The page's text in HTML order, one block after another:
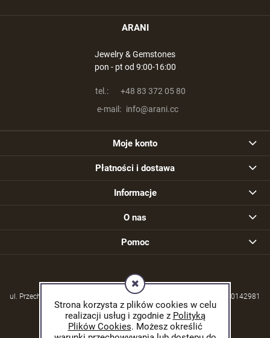
Strona korzysta z plików cookies w celu
realizacji usług i zgodnie z Polityką
Plików Cookies. Możesz określić
ARANI
Jewelry & Gemstones
pon - pt od 9:00-16:00
tel.:
+48 83 372 05 80
e-mail: info@arani.cc
Moje konto
Płatności i dostawa
Informacje
O nas
Pomoc
ul. Przechodzisko 39, 21-570 Drelów | NIP: 5380004253 | REGON: 030142981